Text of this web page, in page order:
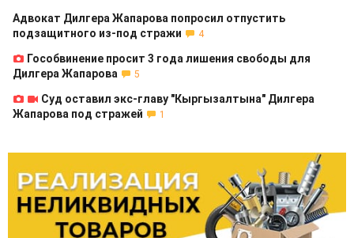
Адвокат Дилгера Жапарова попросил отпустить
подзащитного из-под стражи
4
Гособвинение просит 3 года лишения свободы для
Дилгера Жапарова
5
Суд оставил экс-главу "Кыргызалтына" Дилгера
Жапарова под стражей
1